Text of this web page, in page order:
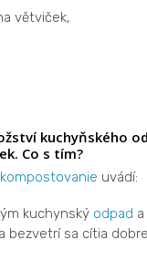
větviček,
kuchyňského
Co s tím?
uvádí:
kuchynský odpad a
bezvetrí sa cítia